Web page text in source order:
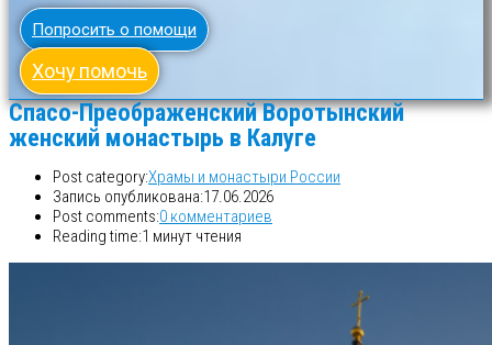
Попросить о помощи
Хочу помочь
Спасо-Преображенский Воротынский
женский монастырь в Калуге
Post category:Храмы и монастыри России
Запись опубликована:17.06.2026
Post comments:0 комментариев
Reading time:1 минут чтения